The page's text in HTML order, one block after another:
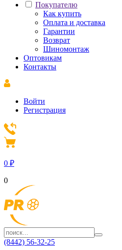
Покупателю
Как купить
Оплата и доставка
Гарантии
Возврат
Шиномонтаж
Оптовикам
Контакты
Войти
Регистрация
0 ₽
0
(8442) 56-32-25